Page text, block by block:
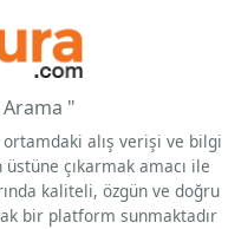
"
alış verişi ve bilgi
üstüne çıkarmak amacı ile
kaliteli, özgün ve doğru
bir platform sunmaktadır